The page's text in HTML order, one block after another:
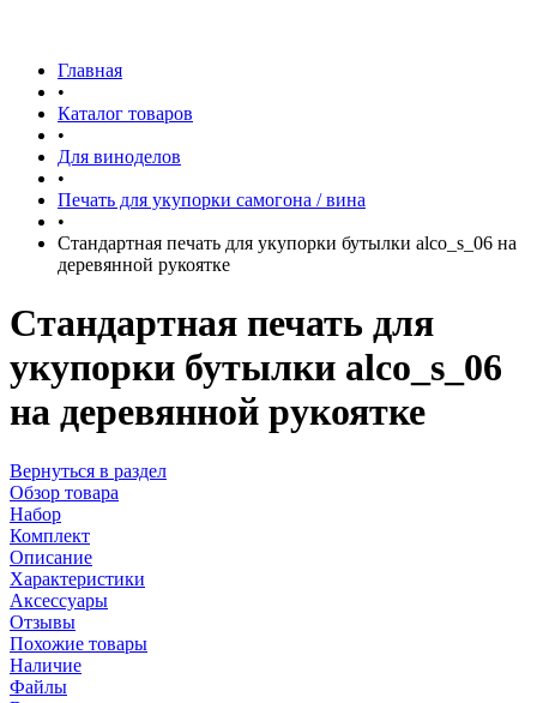
Главная
•
Каталог товаров
•
Для виноделов
•
Печать для укупорки самогона / вина
•
Стандартная печать для укупорки бутылки alco_s_06 на
деревянной рукоятке
Стандартная печать для
укупорки бутылки alco_s_06
на деревянной рукоятке
Вернуться в раздел
Обзор товара
Набор
Комплект
Описание
Характеристики
Аксессуары
Отзывы
Похожие товары
Наличие
Файлы